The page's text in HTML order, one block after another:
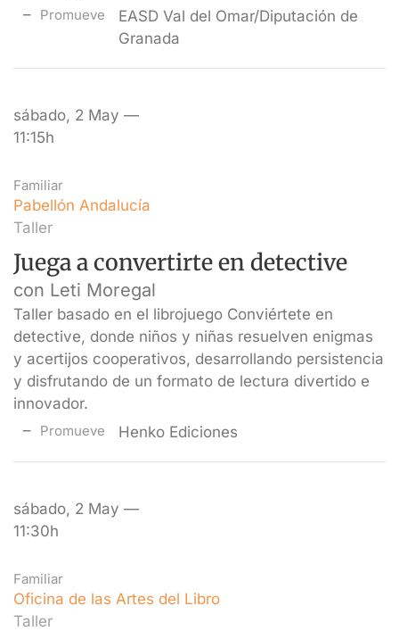
Promueve
EASD Val del Omar/Diputación de
Granada
sábado, 2 May —
11:15h
Familiar
Pabellón Andalucía
Taller
Juega a convertirte en detective
con Leti Moregal
Taller basado en el librojuego Conviértete en
detective, donde niños y niñas resuelven enigmas
y acertijos cooperativos, desarrollando persistencia
y disfrutando de un formato de lectura divertido e
innovador.
Promueve Henko Ediciones
sábado, 2 May —
11:30h
Familiar
Oficina de las Artes del Libro
Taller